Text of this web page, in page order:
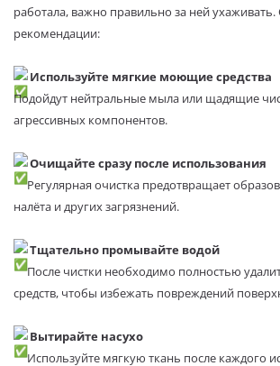
работала, важно правильно за ней
рекомендации:
Используйте мягкие моющие средства
Подойдут нейтральные мыла или щадящие
агрессивных компонентов.
Очищайте сразу после использования
Регулярная очистка предотвращает
налёта и других загрязнений.
Тщательно промывайте водой
После чистки необходимо полностью
средств, чтобы избежать повреждений
Вытирайте насухо
Используйте мягкую ткань после каждого